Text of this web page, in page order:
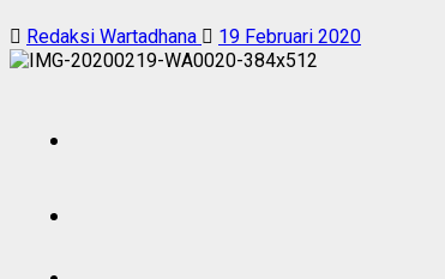
Redaksi Wartadhana 19 Februari 2020